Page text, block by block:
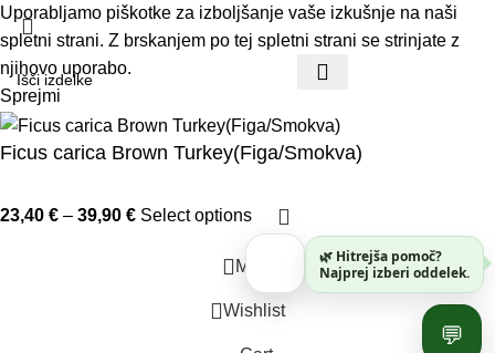
Uporabljamo piškotke za izboljšanje vaše izkušnje na naši
spletni strani. Z brskanjem po tej spletni strani se strinjate z
njihovo uporabo.
Sprejmi
Ficus carica Brown Turkey(Figa/Smokva)
23,40 € – 39,90 € Select options
💬
🌿 Hitrejša pomoč?
Najprej izberi oddelek.
Meni
Wishlist